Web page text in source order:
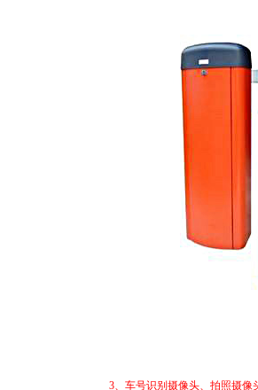
3、 车号识别 摄像头、拍照摄像